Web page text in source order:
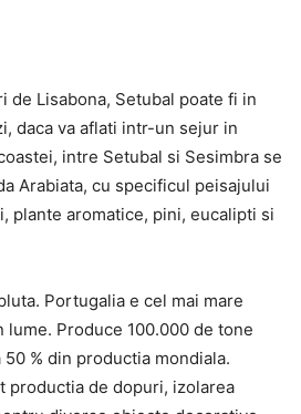
de Lisabona, Setubal poate fi in
daca va aflati intr-un sejur in
intre Setubal si Sesimbra se
Arabiata, cu specificul peisajului
plante aromatice, pini, eucalipti si
Portugalia e cel mai mare
Produce 100.000 de tone
% din productia mondiala.
productia de dopuri, izolarea